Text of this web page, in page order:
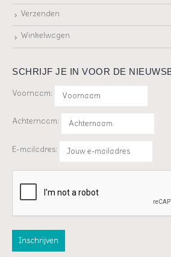
Verzenden
Winkelwagen
SCHRIJF JE IN VOOR DE
Voornaam:
Achternaam:
E-mailadres: